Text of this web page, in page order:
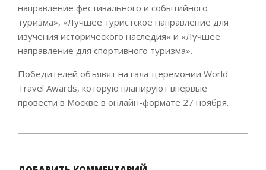
направление фестивального и событийного
туризма», «Лучшее туристское направление для
изучения исторического наследия» и «Лучшее
направление для спортивного туризма».
Победителей объявят на гала-церемонии World
Travel Awards, которую планируют впервые
провести в Москве в онлайн-формате 27 ноября.